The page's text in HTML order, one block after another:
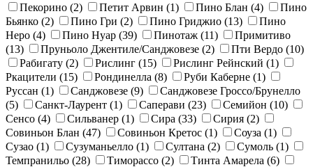
Пекорино (2) Петит Арвин (1) Пино Блан (4)
Пино
Бьянко (2) Пино Гри (2) Пино Гриджио (13)
Пино
Неро (4) Пино Нуар (39) Пинотаж (11)
Примитиво
(13)
Пруньоло Джентиле/Санджовезе (2) Пти Вердо (10)
Рабигату (2) Рислинг (15) Рислинг Рейнский (1)
Ркацители (15) Рондинелла (8) Руби Каберне (1)
Руссан (1) Санджовезе (9)
Санджовезе Гроссо/Брунелло
(5)
Санкт-Лаурент (1) Саперави (23) Семийон (10)
Сенсо (4) Сильванер (1) Сира (33) Сирия (2)
Совиньон Блан (47) Совиньон Кретос (1) Соуза (1)
Сузао (1) Сузуманьелло (1) Султана (2) Сумоль (1)
Темпранильо (28) Тиморассо (2) Тинта Амарела (6)